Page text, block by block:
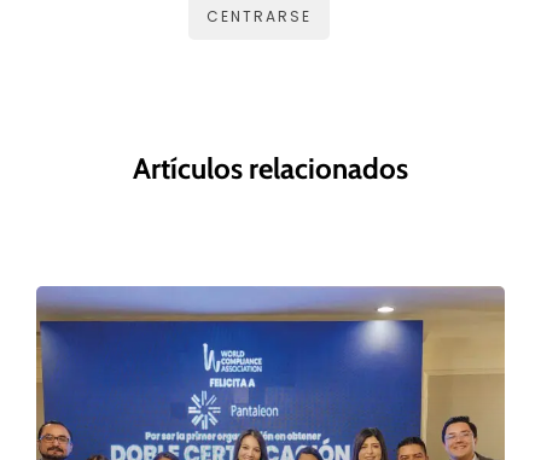
CENTRARSE
Artículos relacionados